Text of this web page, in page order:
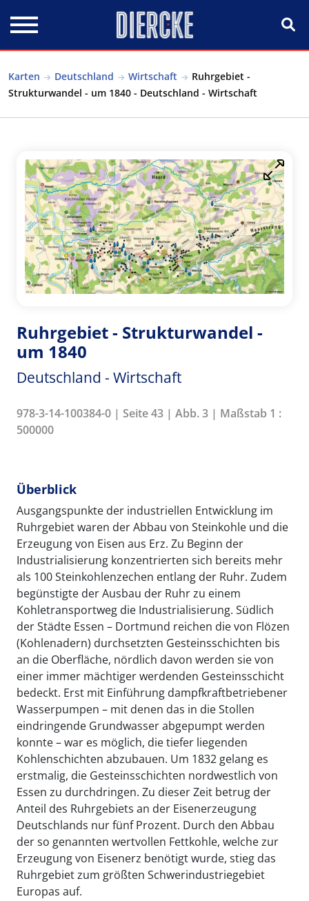
Karten Deutschland Wirtschaft
Ruhrgebiet -
Strukturwandel - um 1840 - Deutschland - Wirtschaft
Ruhrgebiet - Strukturwandel -
um 1840
Deutschland - Wirtschaft
978-3-14-100384-0 | Seite 43 | Abb. 3 | Maßstab 1 :
500000
Überblick
Ausgangspunkte der industriellen Entwicklung im
Ruhrgebiet waren der Abbau von Steinkohle und die
Erzeugung von Eisen aus Erz. Zu Beginn der
Industrialisierung konzentrierten sich bereits mehr
als 100 Steinkohlenzechen entlang der Ruhr. Zudem
begünstigte der Ausbau der Ruhr zu einem
Kohletransportweg die Industrialisierung. Südlich
der Städte Essen – Dortmund reichen die von Flözen
(Kohlenadern) durchsetzten Gesteinsschichten bis
an die Oberfläche, nördlich davon werden sie von
einer immer mächtiger werdenden Gesteinsschicht
bedeckt. Erst mit Einführung dampfkraftbetriebener
Wasserpumpen – mit denen das in die Stollen
eindringende Grundwasser abgepumpt werden
konnte – war es möglich, die tiefer liegenden
Kohlenschichten abzubauen. Um 1832 gelang es
erstmalig, die Gesteinsschichten nordwestlich von
Essen zu durchdringen. Zu dieser Zeit betrug der
Anteil des Ruhrgebiets an der Eisenerzeugung
Deutschlands nur fünf Prozent. Durch den Abbau
der so genannten wertvollen Fettkohle, welche zur
Erzeugung von Eisenerz benötigt wurde, stieg das
Ruhrgebiet zum größten Schwerindustriegebiet
Europas auf.